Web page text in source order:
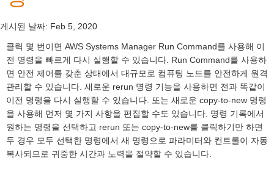
게시된 날짜: Feb 5, 2020
클릭 몇 번이면 AWS Systems Manager Run Command를 사용해 이
전 명령을 빠르게 다시 실행할 수 있습니다. Run Command를 사용하
면 안전 제어를 갖춘 상태에서 대규모로 컴퓨팅 노드를 안전하게 원격
관리할 수 있습니다. 새로운 rerun 명령 기능을 사용하면 전과 똑같이
이전 명령을 다시 실행할 수 있습니다. 또는 새로운 copy-to-new 명령
을 사용해 먼저 몇 가지 사항을 편집할 수도 있습니다. 명령 기록에서
원하는 명령을 선택하고 rerun 또는 copy-to-new를 클릭하기만 하면
두 경우 모두 선택한 명령에서 새 명령으로 파라미터와 컨트롤이 자동
복사되므로 귀중한 시간과 노력을 절약할 수 있습니다.